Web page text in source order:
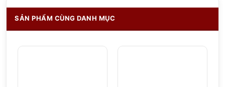
SẢN PHẨM CÙNG DANH MỤC